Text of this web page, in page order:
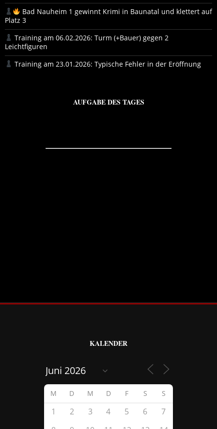
Bad Nauheim 1 gewinnt Krimi in Baunatal und klettert auf
Platz 3
Training am 06.02.2026: Turm (+Bauer) gegen 2
Leichtfiguren
Training am 23.01.2026: Typische Fehler in der Eröffnung
AUFGABE DES TAGES
KALENDER
M D M D F S S
1 2 3 4 5 6
7